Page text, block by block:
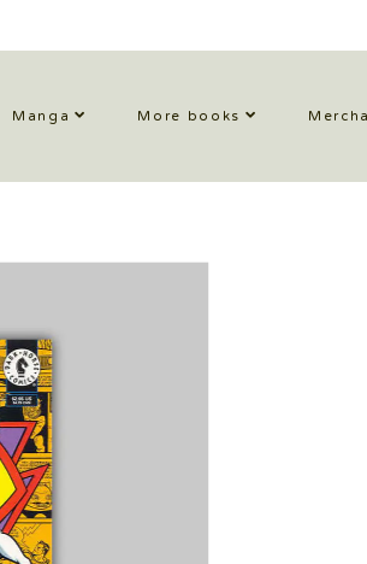
Manga More books